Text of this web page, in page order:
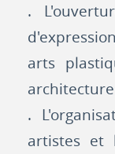
.
arts
.
artistes et